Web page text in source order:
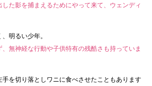
た影を捕まえるためにやって来て、ウェンディ
明るい少年。
無神経な行動や子供特有の残酷さも持っていま
を切り落としワニに食べさせたこともあります